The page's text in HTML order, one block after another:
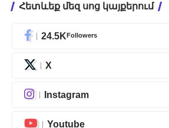
Հետևեք մեզ սոց կայքերում
24.5KFollowers
X
Instagram
Youtube